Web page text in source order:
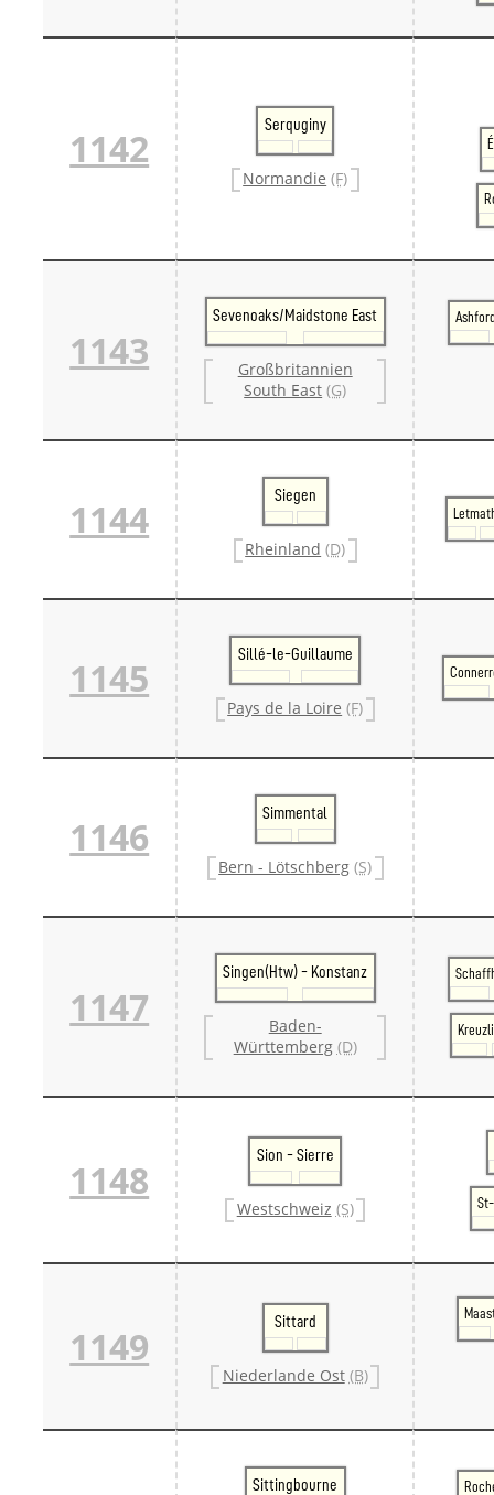
1142
Serquginy
Normandie (F)
1143
Sevenoaks/Maidstone East
Großbritannien
South East (G)
1144
Siegen
Rheinland (D)
1145
Sillé-le-Guillaume
Pays de la Loire (F)
1146
Simmental
Bern - Lötschberg (S)
1147
Singen(Htw) - Konstanz
Baden-
Württemberg (D)
1148
Sion - Sierre
Westschweiz (S)
1149
Sittard
Niederlande Ost (B)
Sittingbourne